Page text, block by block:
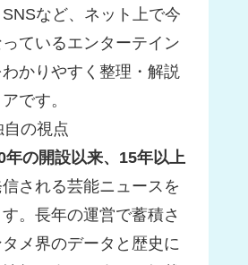
など、ネット上で今
ているエンターテイン
かりやすく整理・解説
です。
の視点
年の開設以来、15年以上
される芸能ニュースを
。長年の運営で蓄積さ
メ界のデータと歴史に